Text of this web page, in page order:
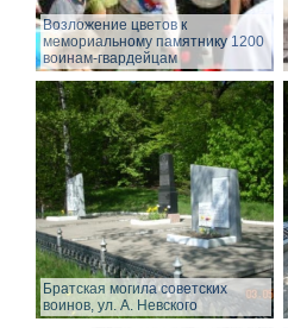
Возложение цветов к
мемориальному памятнику 1200
воинам-гвардейцам
Братская могила советских
воинов, ул. А. Невского